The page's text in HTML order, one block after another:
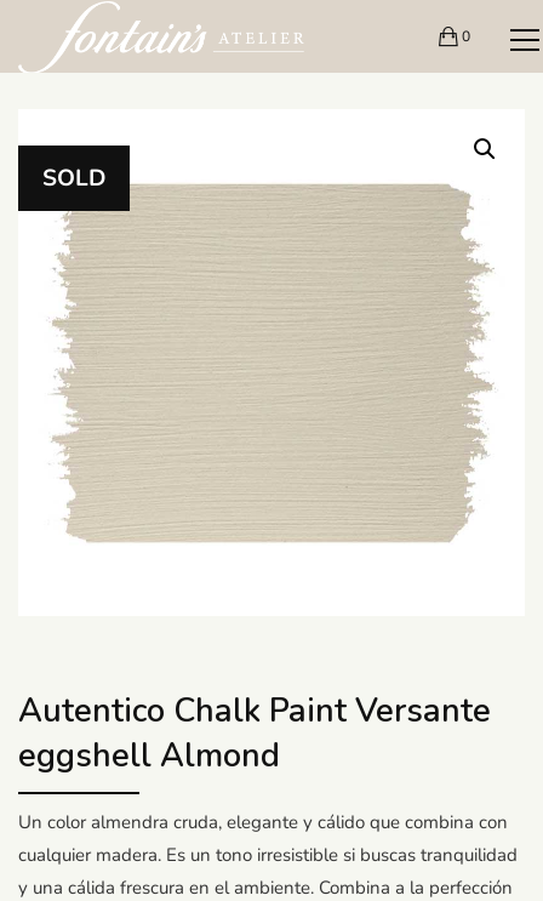
0
SOLD
Autentico Chalk Paint Versante
eggshell Almond
Un color almendra cruda, elegante y cálido que combina con
cualquier madera. Es un tono irresistible si buscas tranquilidad
y una cálida frescura en el ambiente. Combina a la perfección